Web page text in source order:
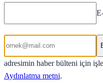
adresimin haber bülteni için
Aydınlatma metni.